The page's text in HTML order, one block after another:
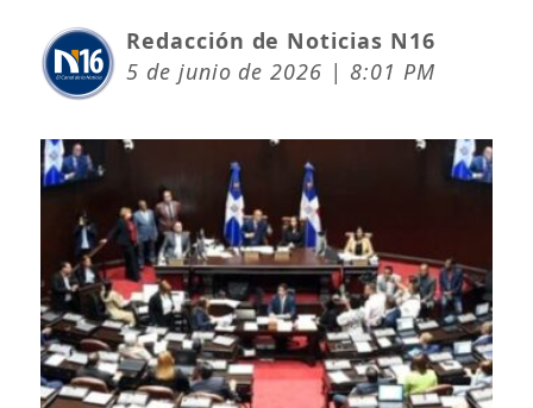
Redacción de Noticias N16
5 de junio de 2026 | 8:01 PM